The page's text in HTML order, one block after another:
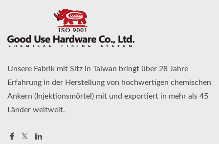
Unsere Fabrik mit Sitz in Taiwan bringt über 28 Jahre
Erfahrung in der Herstellung von hochwertigen chemischen
Ankern (Injektionsmörtel) mit und exportiert in mehr als 45
Länder weltweit.